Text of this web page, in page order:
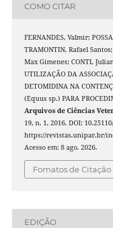
COMO CITAR
FERNANDES, Valmir;
TRAMONTIN, Rafael
Max Gimenes; CONTI,
UTILIZAÇÃO DA
DETOMIDINA NA
(Equus sp.) PARA
Arquivos de Ciências
19, n. 1, 2016. DOI:
https://revistas.unipar.br/
Acesso em: 8 ago. 2026.
Fomatos de Citação
EDIÇÃO